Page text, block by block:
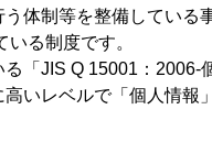
体制等を整備している
る制度です。
「JIS Q 15001：2006-
いレベルで「個人情報